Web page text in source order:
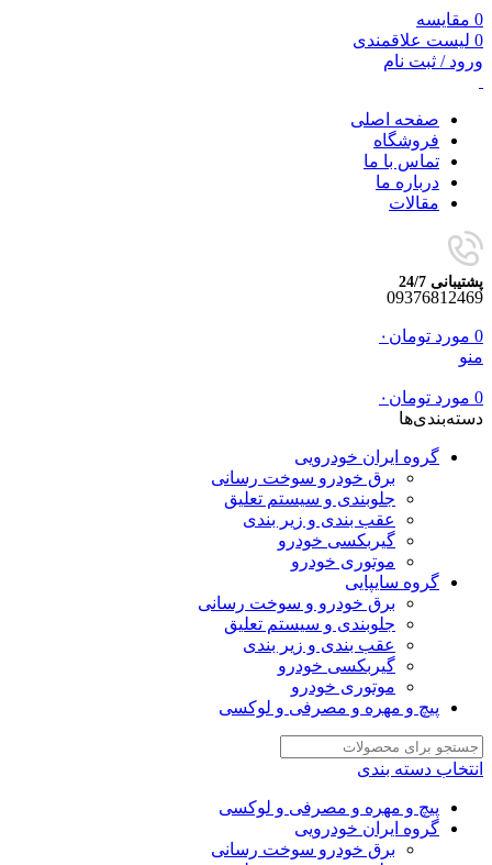
0 مقایسه
0 لیست علاقمندی
ورود / ثبت نام
صفحه اصلی
فروشگاه
تماس با ما
درباره ما
مقالات
پشتیبانی 24/7
09376812469
0 مورد تومان ۰
منو
0 مورد تومان ۰
دسته‌بندی‌ها
گروه ایران خودرویی
برق خودرو سوخت رسانی
جلوبندی و سیستم تعلیق
عقب بندی و زیر بندی
گیربکسی خودرو
موتوری خودرو
گروه سایپایی
برق خودرو و سوخت رسانی
جلوبندی و سیستم تعلیق
عقب بندی و زیر بندی
گیربکسی خودرو
موتوری خودرو
پیچ و مهره و مصرفی و لوکسی
انتخاب دسته بندی
پیچ و مهره و مصرفی و لوکسی
گروه ایران خودرویی
برق خودرو سوخت رسانی